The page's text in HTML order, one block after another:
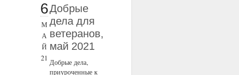
6
М
А
Й
21
Добрые
дела для
ветеранов,
май 2021
Добрые дела,
приуроченные к